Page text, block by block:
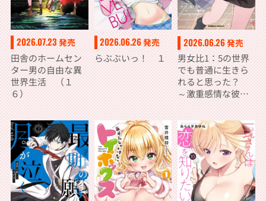
2026.07.23 発売
田舎のホームセン
ター男の自由な異
世界生活 （１
６）
2026.06.26発売
らぶぶいっ！ １
2026.06.26発売
男女比1：5の世界
でも普通に生きら
れると思った？
～激重感情な彼女
に翻弄されたら～
４